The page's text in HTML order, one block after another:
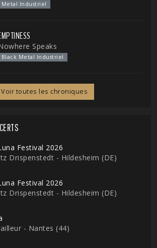
Metal Industriel
Speaks
Black Metal Industriel
Voir toutes les chroniques
Festival 2026
Drispenstedt - Hildesheim (DE)
Festival 2026
Drispenstedt - Hildesheim (DE)
- Nantes (44)